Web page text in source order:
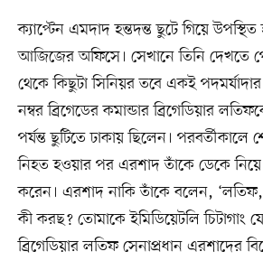
ক্যাপ্টেন এমদাদ হন্তদন্ত ছুটে গিয়ে উপস্থিত
আজিজের অফিসে। সেখানে তিনি দেখতে
থেকে কিছুটা সিনিয়র তবে একই
নম্বর ব্রিগেডের কমান্ডার ব্রিগেডিয়ার
পর্যন্ত ছুটিতে ঢাকায় ছিলেন। পরবর্তীকালে
নিহত হওয়ার পর এরশাদ তাঁকে ডেকে
করেন। এরশাদ নাকি তাঁকে বলেন,
কী করছ? তোমাকে ইমিডিয়েটলি চিটাগাং
ব্রিগেডিয়ার লতিফ সেনাপ্রধান এরশাদের